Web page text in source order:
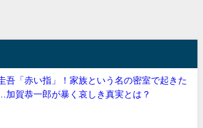
吾「赤い指」！家族という名の密室で起きた
加賀恭一郎が暴く哀しき真実とは？